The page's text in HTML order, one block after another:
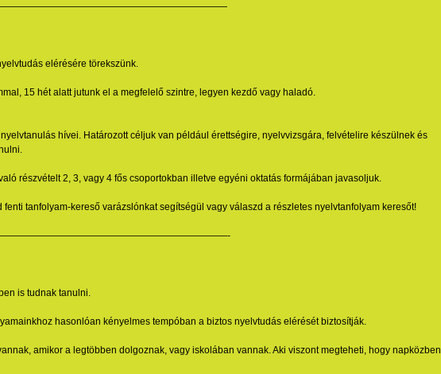
elérésére törekszünk.
15 hét alatt jutunk el a megfelelő szintre, legyen kezdő vagy haladó.
hívei. Határozott céljuk van például érettségire, nyelvvizsgára, felvételire készülnek és
részvételt 2, 3, vagy 4 fős csoportokban illetve egyéni oktatás formájában javasoljuk.
tanfolyam-kereső varázslónkat segítségül vagy válaszd a részletes nyelvtanfolyam keresőt!
is tudnak tanulni.
hasonlóan kényelmes tempóban a biztos nyelvtudás elérését biztosítják.
amikor a legtöbben dolgoznak, vagy iskolában vannak. Aki viszont megteheti, hogy napközben